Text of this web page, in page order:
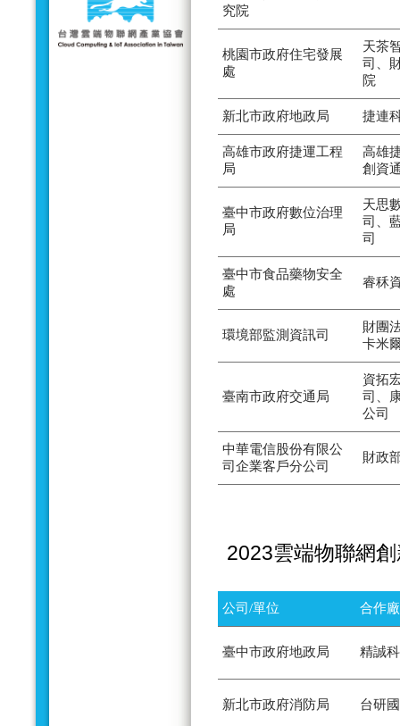
究院
桃園市政府住宅發展
處
天茶
司、
院
新北市政府地政局 捷連
高雄市政府捷運工程
局
高雄
創資
臺中市政府數位治理
局
天思
司、
司
臺中市食品藥物安全
處
睿秝
環境部監測資訊司
財團
卡米
臺南市政府交通局
資拓
司、
公司
中華電信股份有限公
司企業客戶分公司
財政
2023雲端物聯網
公司/單位 合作
臺中市政府地政局 精誠
新北市政府消防局 台研